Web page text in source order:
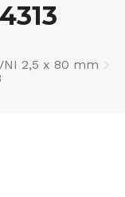
2,5 x 80 mm